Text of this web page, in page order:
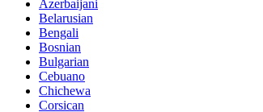
Azerbaijani
Belarusian
Bengali
Bosnian
Bulgarian
Cebuano
Chichewa
Corsican